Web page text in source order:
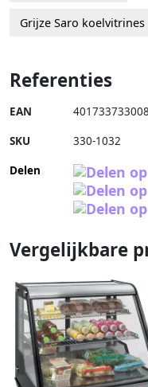
Grijze Saro koelvitrines
Referenties
EAN
SKU 330-1032
Delen
Vergelijkbare